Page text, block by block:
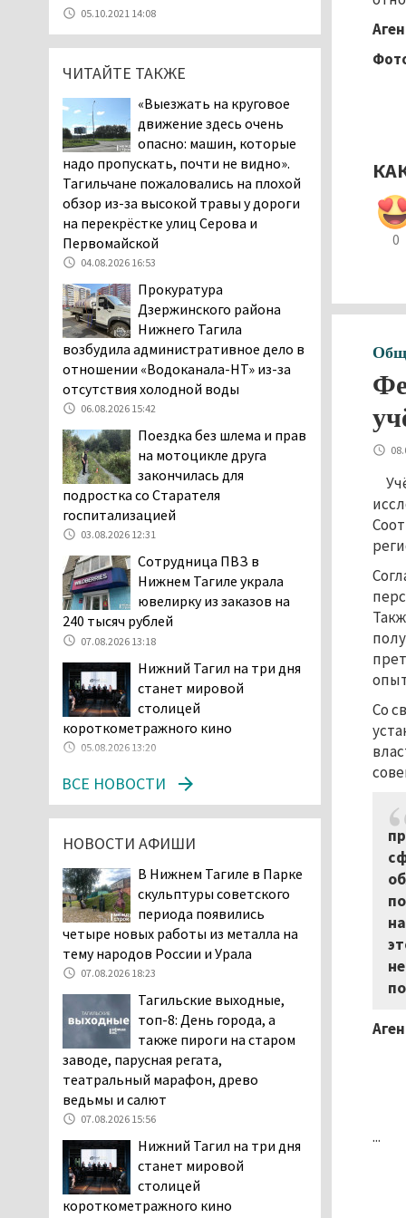
0
Со
...
В Нижнем Тагиле в День
города перекроют
центральные улицы и
ограничат парковку
В суд направлено
уголовное дело о
мошенничестве при
строительстве ИЖС в Нижнем
Тагиле
07.08.2026 11:47
Екатеринбург подвергся
атаке БПЛА, восемь из
них были сбиты, три
упали на крышу логистического
центра
07.08.2026 11:28
Тагильские спасатели
помогли заблудившемуся
в лесу мужчине найти
дорогу домой
06.08.2026 16:28
Прокуратура
Дзержинского района
Нижнего Тагила
возбудила административное дело в
отношении «Водоканала-НТ» из-за
отсутствия холодной воды
06.08.2026 15:42
Двое детей пострадали
при сходе трамвая с
рельсов в Нижнем Тагиле
06.08.2026 14:25
Правительство РФ
разрешило производство
и продажу бензина класса
серы в 10 раз выше, чем в топливе
«Евро-5». Это опасно для здоровья и
06.08.2026 13:53
В Детской городской
больнице № 3 Нижнего
Тагила опровергли
обвинения родителей, которые
заявили, что их дочь в палате
покусала бельевая вошь
06.08.2026 13:02
В Нижнем Тагиле на три
дня запретят
электросамокаты
06.08.2026 11:41
«Я уверен, это бельевая
вошь». Родители 10-
летней девочки
пожаловались на кровососущих
паразитов, которые искусали их
ребёнка в детской больнице
05.10.2021 14:08
ЧИТАЙТЕ ТАКЖЕ
«Выезжать на круговое
движение здесь очень
опасно: машин, которые
надо пропускать, почти не видно».
Тагильчане пожаловались на плохой
обзор из-за высокой травы у дороги
на перекрёстке улиц Серова и
Первомайской
04.08.2026 16:53
Прокуратура
Дзержинского района
Нижнего Тагила
возбудила административное дело в
отношении «Водоканала-НТ» из-за
отсутствия холодной воды
06.08.2026 15:42
Поездка без шлема и прав
на мотоцикле друга
закончилась для
подростка со Старателя
госпитализацией
03.08.2026 12:31
Сотрудница ПВЗ в
Нижнем Тагиле украла
ювелирку из заказов на
240 тысяч рублей
07.08.2026 13:18
Нижний Тагил на три дня
станет мировой
столицей
короткометражного кино
05.08.2026 13:20
ВСЕ НОВОСТИ
НОВОСТИ АФИШИ
В Нижнем Тагиле в Парке
скульптуры советского
периода появились
четыре новых работы из металла на
тему народов России и Урала
07.08.2026 18:23
Тагильские выходные,
топ-8: День города, а
также пироги на старом
заводе, парусная регата,
театральный марафон, древо
ведьмы и салют
07.08.2026 15:56
Нижний Тагил на три дня
станет мировой
столицей
короткометражного кино